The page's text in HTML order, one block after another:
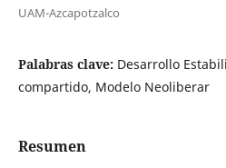
UAM-Azcapotzalco
Palabras clave: Desarrollo
compartido, Modelo Neoliberar
Resumen